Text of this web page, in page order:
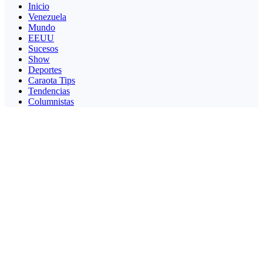
Inicio
Venezuela
Mundo
EEUU
Sucesos
Show
Deportes
Caraota Tips
Tendencias
Columnistas